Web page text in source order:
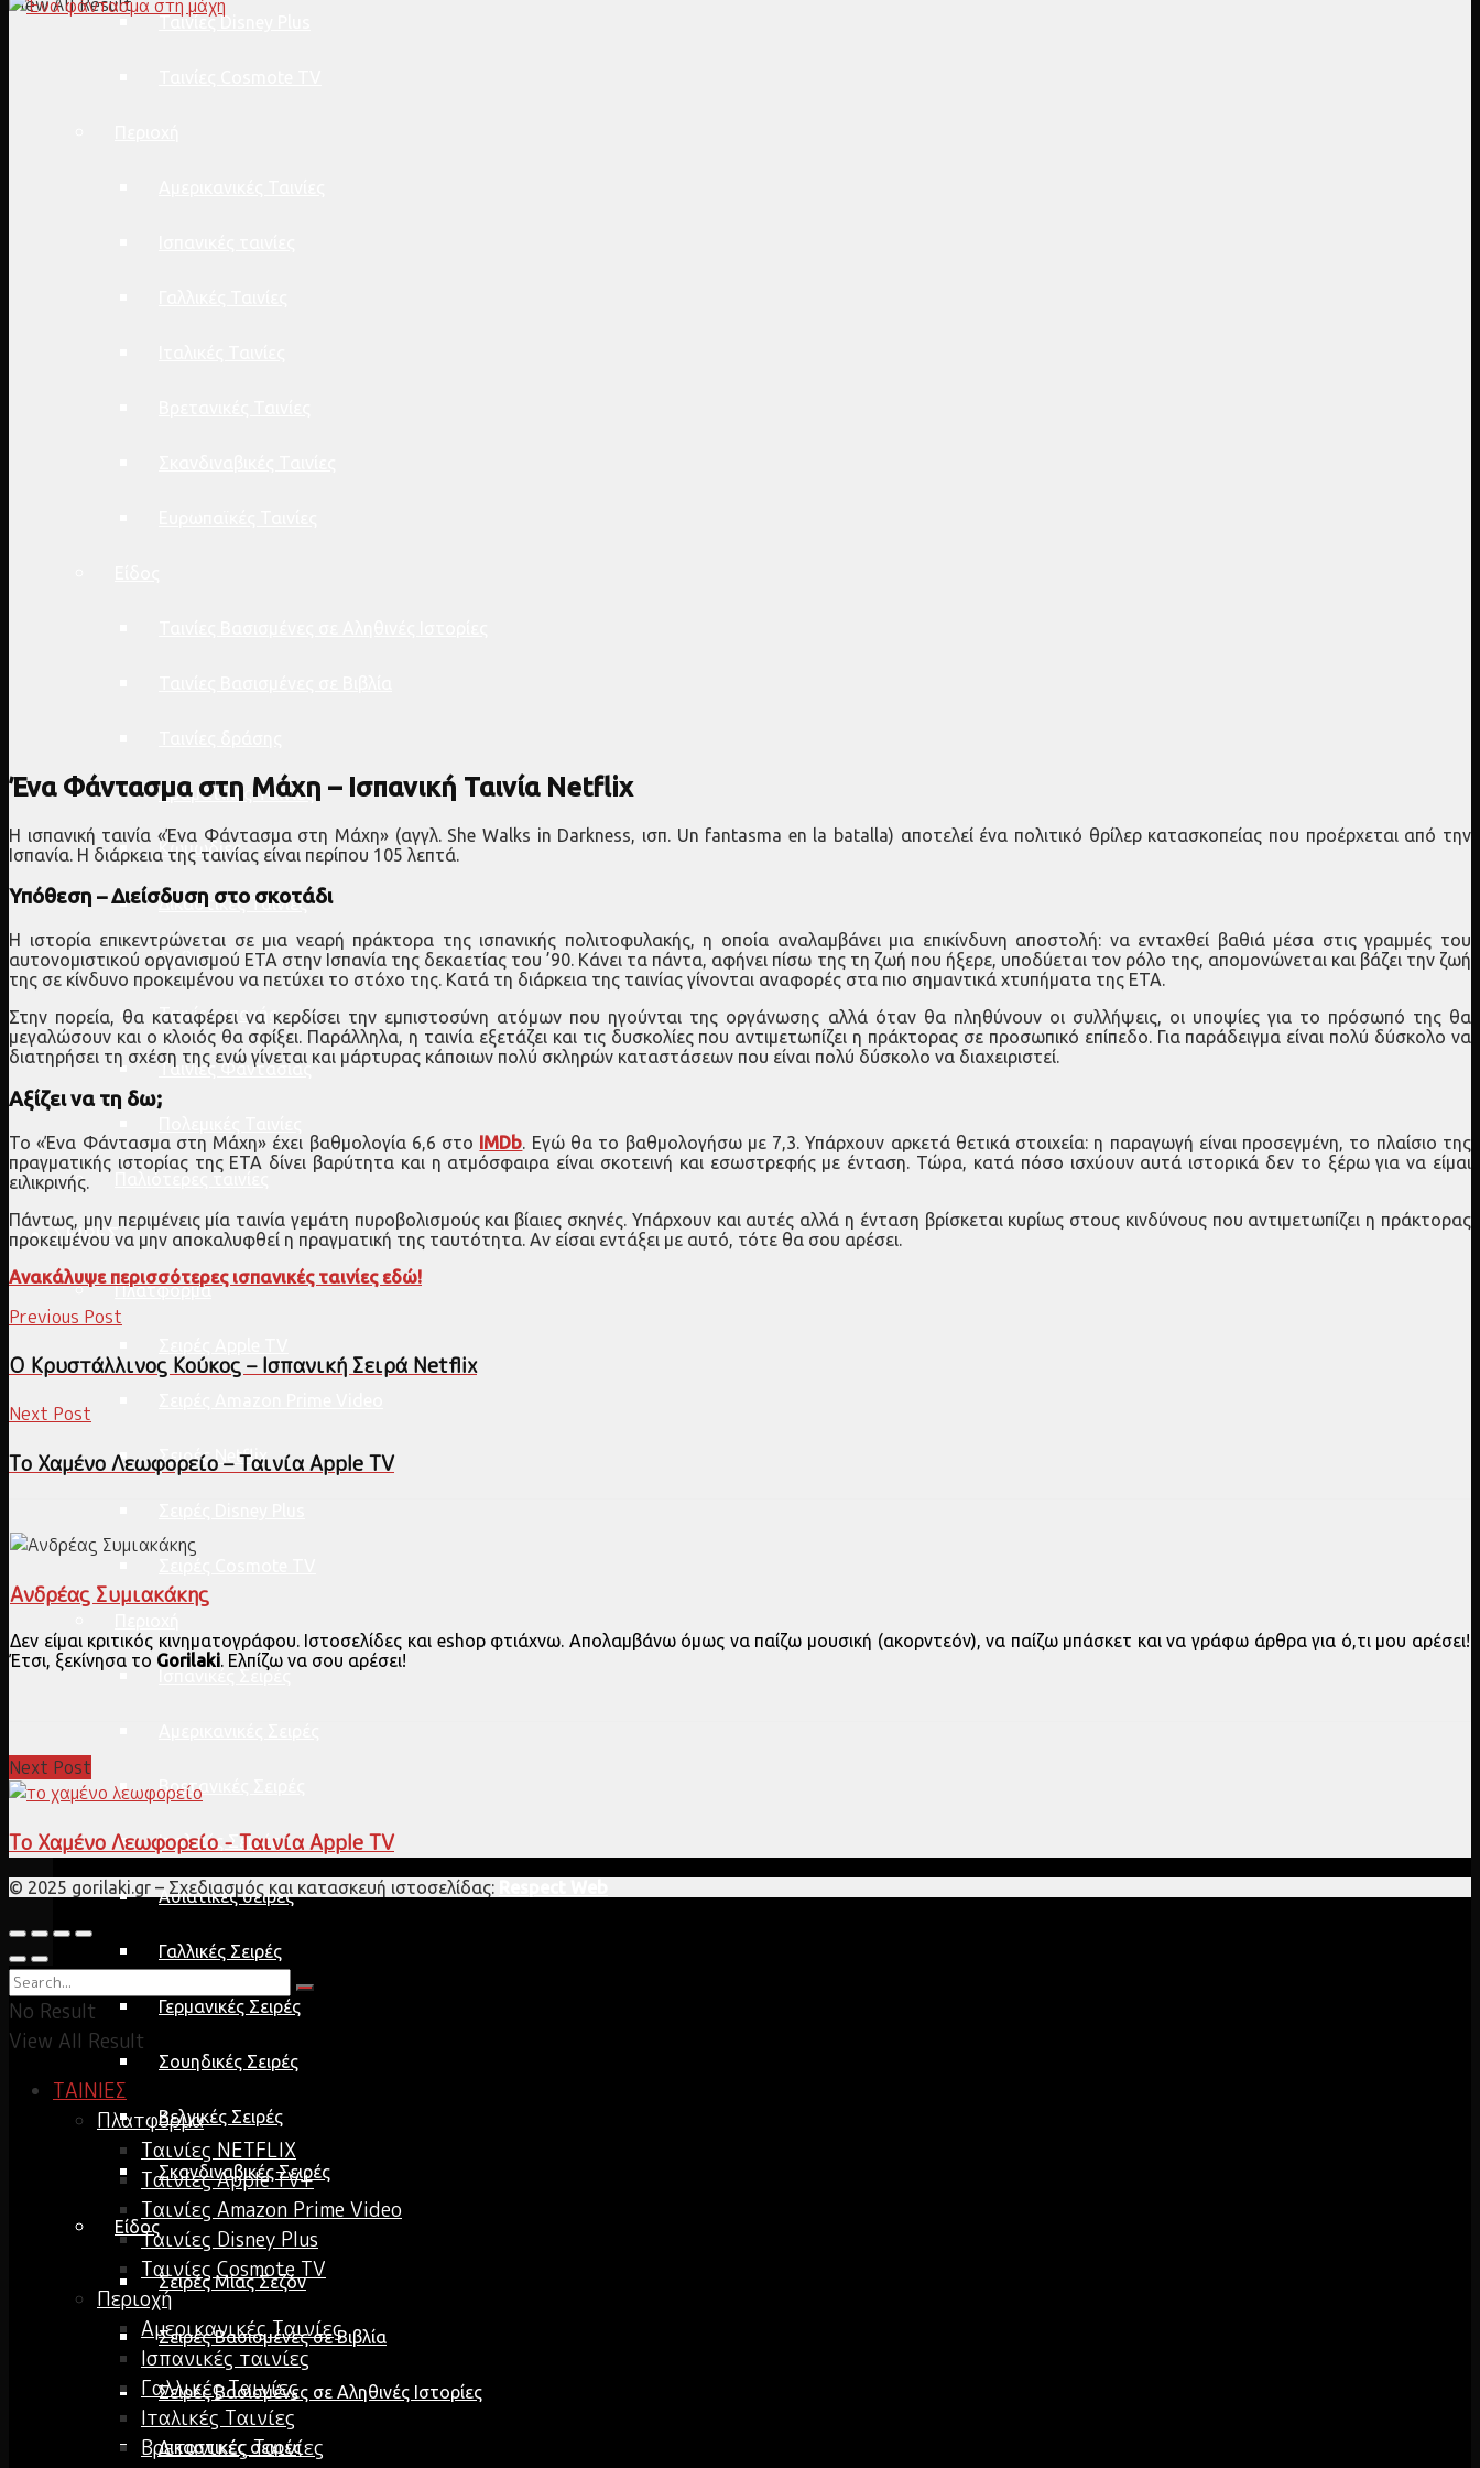
Ταινίες Disney Plus
Δραματικές Ταινίες
Κωμωδίες
Δικαστικές Ταινίες
Θρίλερ
Ταινίες εποχής
Ταινίες Φαντασίας
Παλιότερες ταινίες
ΣΕΙΡΕΣ
Πλατφόρμα
Σειρές Netflix
Ισπανικές Σειρές
Βρετανικές Σειρές
Ιταλικές Σειρές
Ασιατικές σειρές
Γαλλικές Σειρές
Γερμανικές Σειρές
Σουηδικές Σειρές
Βελγικές Σειρές
Σκανδιναβικές Σειρές
Είδος
Σειρές Μίας Σεζόν
Σειρές Βασισμένες σε Βιβλία
Σειρές Βασισμένες σε Αληθινές Ιστορίες
Δικαστικές σειρές
Ένα Φάντασμα στη Μάχη – Ισπανική Ταινία Netflix
Η ισπανική ταινία «Ένα Φάντασμα στη Μάχη» (αγγλ. She Walks in Darkness, ισπ. Un fantasma en la batalla) αποτελεί ένα πολιτικό θρίλερ κατασκοπείας που προέρχεται από την
Ισπανία. Η διάρκεια της ταινίας είναι περίπου 105 λεπτά.
Υπόθεση – Διείσδυση στο σκοτάδι
Η ιστορία επικεντρώνεται σε μια νεαρή πράκτορα της ισπανικής πολιτοφυλακής, η οποία αναλαμβάνει μια επικίνδυνη αποστολή: να ενταχθεί βαθιά μέσα στις γραμμές του
αυτονομιστικού οργανισμού ETA στην Ισπανία της δεκαετίας του ’90. Κάνει τα πάντα, αφήνει πίσω της τη ζωή που ήξερε, υποδύεται τον ρόλο της, απομονώνεται και βάζει την ζωή
της σε κίνδυνο προκειμένου να πετύχει το στόχο της. Κατά τη διάρκεια της ταινίας γίνονται αναφορές στα πιο σημαντικά χτυπήματα της ΕΤΑ.
Στην πορεία, θα καταφέρει να κερδίσει την εμπιστοσύνη ατόμων που ηγούνται της οργάνωσης αλλά όταν θα πληθύνουν οι συλλήψεις, οι υποψίες για το πρόσωπό της θα
μεγαλώσουν και ο κλοιός θα σφίξει. Παράλληλα, η ταινία εξετάζει και τις δυσκολίες που αντιμετωπίζει η πράκτορας σε προσωπικό επίπεδο. Για παράδειγμα είναι πολύ δύσκολο να
διατηρήσει τη σχέση της ενώ γίνεται και μάρτυρας κάποιων πολύ σκληρών καταστάσεων που είναι πολύ δύσκολο να διαχειριστεί.
Αξίζει να τη δω;
Το «Ένα Φάντασμα στη Μάχη» έχει βαθμολογία 6,6 στο IMDb . Εγώ θα το βαθμολογήσω με 7,3. Υπάρχουν αρκετά θετικά στοιχεία: η παραγωγή είναι προσεγμένη, το πλαίσιο της
πραγματικής ιστορίας της ETA δίνει βαρύτητα και η ατμόσφαιρα είναι σκοτεινή και εσωστρεφής με ένταση. Τώρα, κατά πόσο ισχύουν αυτά ιστορικά δεν το ξέρω για να είμαι
ειλικρινής.
Πάντως, μην περιμένεις μία ταινία γεμάτη πυροβολισμούς και βίαιες σκηνές. Υπάρχουν και αυτές αλλά η ένταση βρίσκεται κυρίως στους κινδύνους που αντιμετωπίζει η πράκτορας
προκειμένου να μην αποκαλυφθεί η πραγματική της ταυτότητα. Αν είσαι εντάξει με αυτό, τότε θα σου αρέσει.
Ανακάλυψε περισσότερες ισπανικές ταινίες εδώ!
Previous Post
Ο Κρυστάλλινος Κούκος – Ισπανική Σειρά Netflix
Next Post
Το Χαμένο Λεωφορείο – Ταινία Apple TV
Ανδρέας Συμιακάκης
Δεν είμαι κριτικός κινηματογράφου. Ιστοσελίδες και eshop φτιάχνω. Απολαμβάνω όμως να παίζω μουσική (ακορντεόν), να παίζω μπάσκετ και να γράφω άρθρα για ό,τι μου αρέσει!
Έτσι, ξεκίνησα το Gorilaki. Ελπίζω να σου αρέσει!
Next Post
Το Χαμένο Λεωφορείο - Ταινία Apple TV
© 2025 gorilaki.gr – Σχεδιασμός και κατασκευή ιστοσελίδας:
No Result
View All Result
ΤΑΙΝΙΕΣ
Πλατφόρμα
Ταινίες NETFLIX
Ταινίες Apple TV+
Ταινίες Amazon Prime Video
Ταινίες Disney Plus
Ταινίες Cosmote TV
Περιοχή
Αμερικανικές Ταινίες
Ισπανικές ταινίες
Γαλλικές Ταινίες
Ιταλικές Ταινίες
Βρετανικές Ταινίες